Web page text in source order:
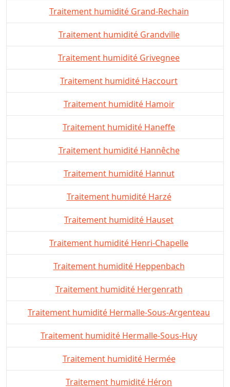
Traitement humidité Grand-Rechain
Traitement humidité Grandville
Traitement humidité Grivegnee
Traitement humidité Haccourt
Traitement humidité Hamoir
Traitement humidité Haneffe
Traitement humidité Hannêche
Traitement humidité Hannut
Traitement humidité Harzé
Traitement humidité Hauset
Traitement humidité Henri-Chapelle
Traitement humidité Heppenbach
Traitement humidité Hergenrath
Traitement humidité Hermalle-Sous-Argenteau
Traitement humidité Hermalle-Sous-Huy
Traitement humidité Hermée
Traitement humidité Héron